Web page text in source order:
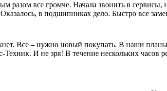
разом все громче. Начала звонить в
в подшипниках дело. Быстро все
Все – нужно новый покупать. В наши
И не зря! В течение нескольких часов